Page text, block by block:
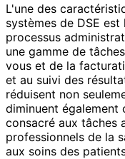
L'une des
systèmes de DSE
processus
une gamme de
vous et de la
et au suivi des
réduisent non
diminuent également
consacré aux tâches
professionnels de la
aux soins des